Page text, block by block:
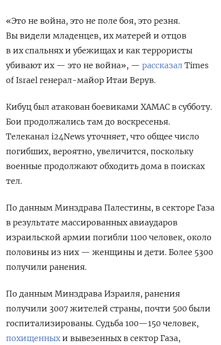
«Это не война, это не поле боя, это резня.
Вы видели младенцев, их матерей и отцов
в их спальнях и убежищах и как террористы
убивают их — это не война», — рассказал Times
of Israel генерал-майор Итаи Верув.
Кибуц был атакован боевиками ХАМАС в субботу.
Бои продолжались там до воскресенья.
Телеканал i24News уточняет, что общее число
погибших, вероятно, увеличится, поскольку
военные продолжают обходить дома в поисках
тел.
По данным Минздрава Палестины, в секторе Газа
в результате массированных авиаударов
израильской армии погибли 1100 человек, около
половины из них — женщины и дети. Более 5300
получили ранения.
По данным Минздрава Израиля, ранения
получили 3007 жителей страны, почти 500 были
госпитализированы. Судьба 100—150 человек,
похищенныхи вывезенных в сектор Газа,